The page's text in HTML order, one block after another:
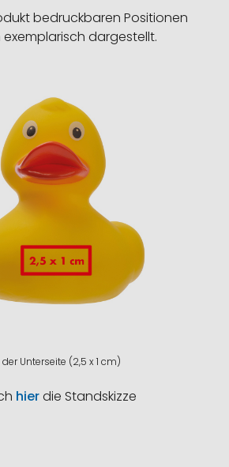
bedruckbaren Positionen
exemplarisch dargestellt.
Unterseite (2,5 x 1 cm)
hierdie Standskizze